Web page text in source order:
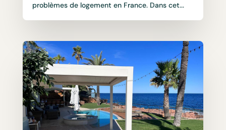
problèmes de logement en France. Dans cet...